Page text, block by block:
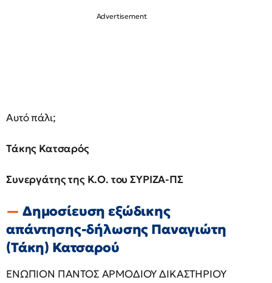
Αυτό πάλι;
Τάκης Κατσαρός
Συνεργάτης της Κ.Ο. του ΣΥΡΙΖΑ-ΠΣ
Δημοσίευση εξώδικης
απάντησης-δήλωσης Παναγιώτη
(Τάκη) Κατσαρού
ΕΝΩΠΙΟΝ ΠΑΝΤΟΣ ΑΡΜΟΔΙΟΥ ΔΙΚΑΣΤΗΡΙΟΥ